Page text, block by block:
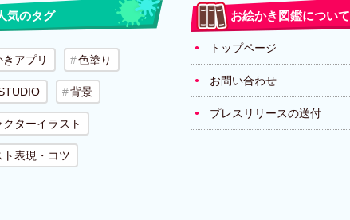
気のタグ
アプリ 色塗り
背景
ターイラスト
ト表現・コツ
お絵かき図鑑について
トップページ
お問い合わせ
プレスリリースの送付